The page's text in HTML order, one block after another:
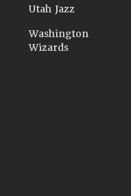
Utah Jazz
Washington
Wizards